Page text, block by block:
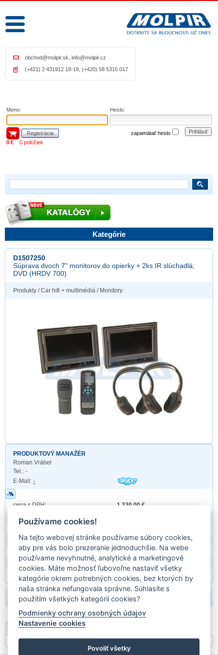
obchod@molpir.sk info@molpir.cz
(+421) 2 431912 18-19, (+420) 58 5315 017
Meno: Heslo:
Registrácia Prihlásiť
zapamätať heslo
0 € 0 položiek
Kategórie
D1507250
Súprava dvoch 7" monitorov do opierky + 2ks IR slúchadlá;
DVD (HRDV 700)
Produkty /Car hifi + multimédiá / Monitory
PRODUKTOVÝ MANAŽÉR
Roman Vrábel
Tel.: -
E-Mail: -
cena s DPH:
1 230,00 €
Obchodná Značka:
záruka:
24 mesiacov
hmotnosť:
4,8850
EAN:
Partn. kódy:
POPIS
Používame cookies!
Na tejto webovej stránke používame súbory cookies,
aby pre vás bolo prezeranie jednoduchšie. Na webe
používame nevyhnutné, analytické a marketingové
cookies. Máte možnosť ľubovoľne nastaviť všetky
kategórie okrem potrebných cookies, bez ktorých by
naša stránka nefungovala správne. Súhlasíte s
použitím všetkých kategórií cookies?
Podmienky ochrany osobných údajov
Nastavenie cookies
Povoliť všetky